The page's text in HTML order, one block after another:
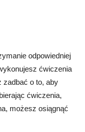
odpowiedniej
ćwiczenia
zadbać o to, aby
ćwiczenia,
możesz osiągnąć